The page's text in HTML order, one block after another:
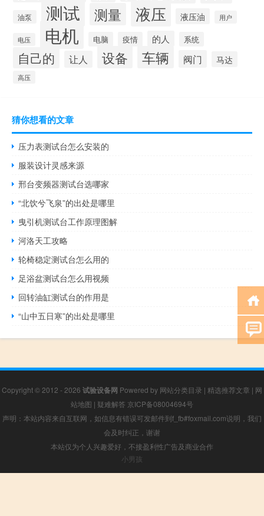
油泵 测试 测量 液压 液压油 用户
电压 电机 电脑 疫情 的人 系统
自己的 让人 设备 车辆 阀门 马达
高压
猜你想看的文章
压力表测试台怎么安装的
服装设计灵感来源
邢台变频器测试台选哪家
“北饮兮飞泉”的出处是哪里
曳引机测试台工作原理图解
河洛天工攻略
轮椅稳定测试台怎么用的
足浴盆测试台怎么用视频
回转油缸测试台的作用是
“山中五日寒”的出处是哪里
Copyright © 2012 - 2026 试验设备网 Powered by 网站分类目录 | 精选推荐文章 | 网
站地图 | 疑难解答 京ICP备08004694号
声明：本站内容来自互联网，如信息有错误可发邮件到f_fb#foxmail.com说明，我们
会及时纠正，谢谢
本站仅为个人兴趣爱好，不接盈利性广告及商业合作
小男孩